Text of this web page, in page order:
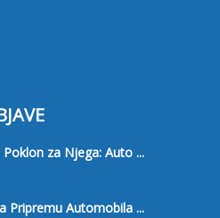
Poklon za Njega: Auto ...
Pripremu Automobila ...